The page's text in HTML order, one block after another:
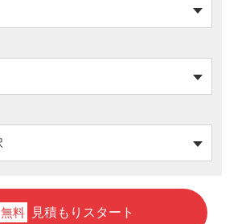
無料 見積もりスタート